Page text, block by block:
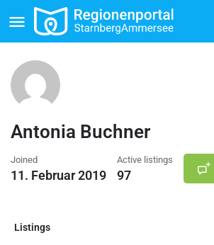
Antonia Buchner
Joined
11. Februar 2019
Active listings
97
Listings